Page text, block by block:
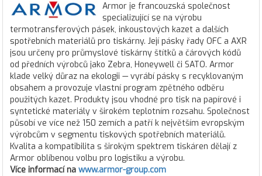
Armor je francouzská společnost
specializující se na výrobu
termotransferových pásek, inkoustových kazet a dalších
spotřebních materiálů pro tiskárny. Její pásky řady OFC a AXR
jsou určeny pro průmyslové tiskárny štítků a čárových kódů
od předních výrobců jako Zebra, Honeywell či SATO. Armor
klade velký důraz na ekologii — vyrábí pásky s recyklovaným
obsahem a provozuje vlastní program zpětného odběru
použitých kazet. Produkty jsou vhodné pro tisk na papírové i
syntetické materiály v širokém teplotním rozsahu. Společnost
působí ve více než 150 zemích a patří k největším evropským
výrobcům v segmentu tiskových spotřebních materiálů.
Kvalita a kompatibilita s širokým spektrem tiskáren dělají z
Armor oblíbenou volbu pro logistiku a výrobu.
Více informací na www.armor-group.com